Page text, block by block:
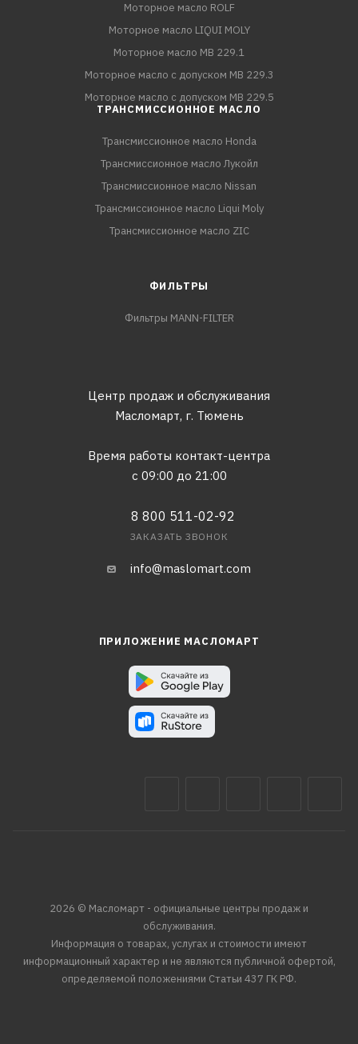
Моторное масло ROLF
Моторное масло LIQUI MOLY
Моторное масло MB 229.1
Моторное масло с допуском MB 229.3
Моторное масло с допуском MB 229.5
ТРАНСМИССИОННОЕ МАСЛО
Трансмиссионное масло Honda
Трансмиссионное масло Лукойл
Трансмиссионное масло Nissan
Трансмиссионное масло Liqui Moly
Трансмиссионное масло ZIC
ФИЛЬТРЫ
Фильтры MANN-FILTER
Центр продаж и обслуживания
Масломарт, г. Тюмень
Время работы контакт-центра
с 09:00 до 21:00
8 800 511-02-92
ЗАКАЗАТЬ ЗВОНОК
info@maslomart.com
ПРИЛОЖЕНИЕ МАСЛОМАРТ
2026 © Масломарт - официальные центры продаж и
обслуживания.
Информация о товарах, услугах и стоимости имеют
информационный характер и не являются публичной офертой,
определяемой положениями Статьи 437 ГК РФ.